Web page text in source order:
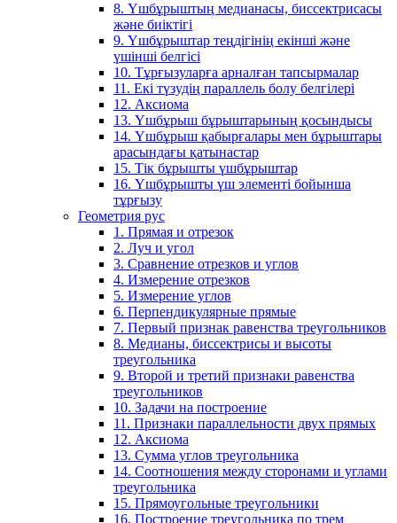
8. Үшбұрыштың медианасы, биссектрисасы
және биіктігі
9. Үшбұрыштар теңдігінің екінші және
үшінші белгісі
10. Тұрғызуларға арналған тапсырмалар
11. Екі түзудің параллель болу белгілері
12. Аксиома
13. Үшбұрыш бұрыштарының қосындысы
14. Үшбұрыш қабырғалары мен бұрыштары
арасындағы қатынастар
15. Тік бұрышты үшбұрыштар
16. Үшбұрышты үш элементі бойынша
тұрғызу
Геометрия рус
1. Прямая и отрезок
2. Луч и угол
3. Сравнение отрезков и углов
4. Измерение отрезков
5. Измерение углов
6. Перпендикулярные прямые
7. Первый признак равенства треугольников
8. Медианы, биссектрисы и высоты
треугольника
9. Второй и третий признаки равенства
треугольников
10. Задачи на построение
11. Признаки параллельности двух прямых
12. Аксиома
13. Сумма углов треугольника
14. Соотношения между сторонами и углами
треугольника
15. Прямоугольные треугольники
16. Построение треугольника по трем